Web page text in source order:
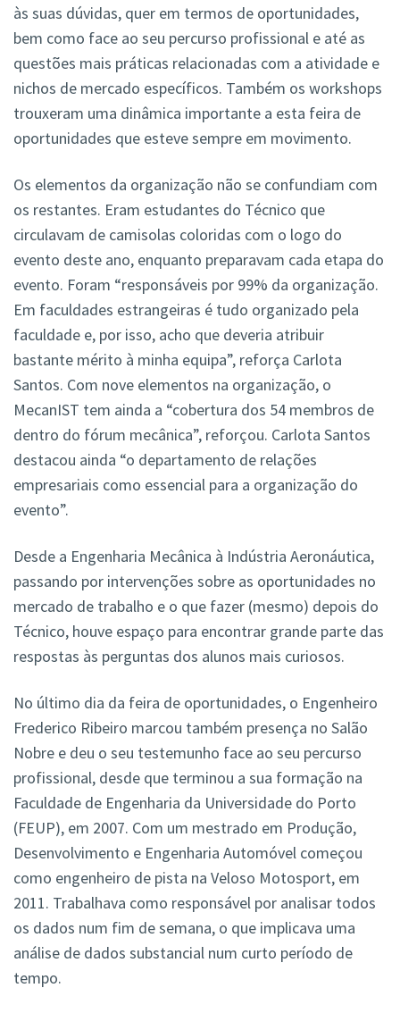
às suas dúvidas, quer em termos de oportunidades,
bem como face ao seu percurso profissional e até as
questões mais práticas relacionadas com a atividade e
nichos de mercado específicos. Também os workshops
trouxeram uma dinâmica importante a esta feira de
oportunidades que esteve sempre em movimento.
Os elementos da organização não se confundiam com
os restantes. Eram estudantes do Técnico que
circulavam de camisolas coloridas com o logo do
evento deste ano, enquanto preparavam cada etapa do
evento. Foram “responsáveis por 99% da organização.
Em faculdades estrangeiras é tudo organizado pela
faculdade e, por isso, acho que deveria atribuir
bastante mérito à minha equipa”, reforça Carlota
Santos. Com nove elementos na organização, o
MecanIST tem ainda a “cobertura dos 54 membros de
dentro do fórum mecânica”, reforçou. Carlota Santos
destacou ainda “o departamento de relações
empresariais como essencial para a organização do
evento”.
Desde a Engenharia Mecânica à Indústria Aeronáutica,
passando por intervenções sobre as oportunidades no
mercado de trabalho e o que fazer (mesmo) depois do
Técnico, houve espaço para encontrar grande parte das
respostas às perguntas dos alunos mais curiosos.
No último dia da feira de oportunidades, o Engenheiro
Frederico Ribeiro marcou também presença no Salão
Nobre e deu o seu testemunho face ao seu percurso
profissional, desde que terminou a sua formação na
Faculdade de Engenharia da Universidade do Porto
(FEUP), em 2007. Com um mestrado em Produção,
Desenvolvimento e Engenharia Automóvel começou
como engenheiro de pista na Veloso Motosport, em
2011. Trabalhava como responsável por analisar todos
os dados num fim de semana, o que implicava uma
análise de dados substancial num curto período de
tempo.